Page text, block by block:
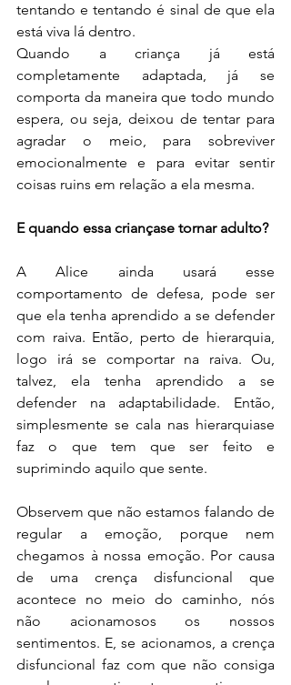
tentando e tentando é sinal de que ela
está viva lá dentro.
Quando a criança já está
completamente adaptada, já se
comporta da maneira que todo mundo
espera, ou seja, deixou de tentar para
agradar o meio, para sobreviver
emocionalmente e para evitar sentir
coisas ruins em relação a ela mesma.
E quando essa criançase tornar adulto?
A Alice ainda usará esse
comportamento de defesa, pode ser
que ela tenha aprendido a se defender
com raiva. Então, perto de hierarquia,
logo irá se comportar na raiva. Ou,
talvez, ela tenha aprendido a se
defender na adaptabilidade. Então,
simplesmente se cala nas hierarquiase
faz o que tem que ser feito e
suprimindo aquilo que sente.
Observem que não estamos falando de
regular a emoção, porque nem
chegamos à nossa emoção. Por causa
de uma crença disfuncional que
acontece no meio do caminho, nós
não acionamosos os nossos
sentimentos. E, se acionamos, a crença
disfuncional faz com que não consiga